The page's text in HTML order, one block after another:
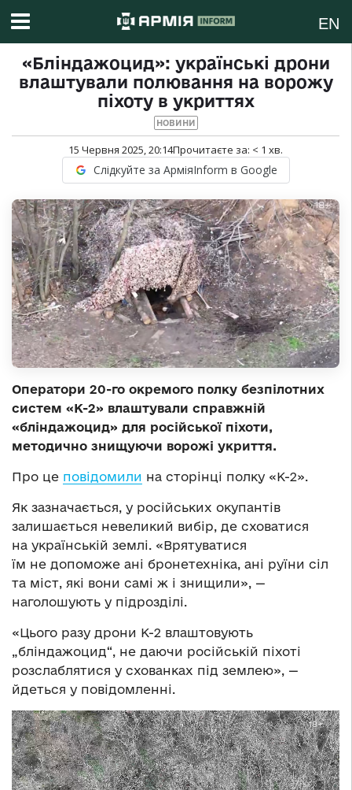
EN
«Бліндажоцид»: українські дрони
влаштували полювання на ворожу
піхоту в укриттях
НОВИНИ
15 Червня 2025, 20:14Прочитаєте за: < 1 хв.
Слідкуйте за АрміяInform в Google
Оператори 20-го окремого полку безпілотних
систем «К-2» влаштували справжній
«бліндажоцид» для російської піхоти,
методично знищуючи ворожі укриття.
Про це повідомили на сторінці полку «К-2».
Як зазначається, у російських окупантів
залишається невеликий вибір, де сховатися
на українській землі. «Врятуватися
їм не допоможе ані бронетехніка, ані руїни сіл
та міст, які вони самі ж і знищили», —
наголошують у підрозділі.
«Цього разу дрони К-2 влаштовують
„бліндажоцид“, не даючи російській піхоті
розслаблятися у схованках під землею», —
йдеться у повідомленні.